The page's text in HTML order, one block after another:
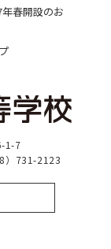
春開設のお
1-7
）731-2123